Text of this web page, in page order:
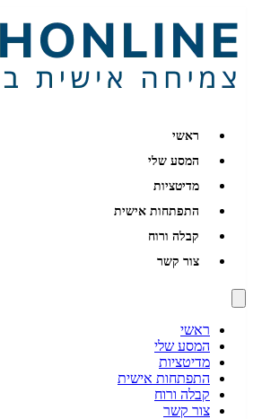
ראשי
המסע שלי
מדיטציות
התפתחות אישית
קבלה ורוח
צור קשר
ראשי
המסע שלי
מדיטציות
התפתחות אישית
קבלה ורוח
צור קשר